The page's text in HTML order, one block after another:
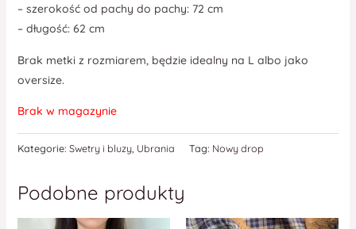
– szerokość od pachy do pachy: 72 cm
– długość: 62 cm
Brak metki z rozmiarem, będzie idealny na L albo jako
oversize.
Brak w magazynie
Kategorie: Swetry i bluzy, Ubrania Tag: Nowy drop
Podobne produkty